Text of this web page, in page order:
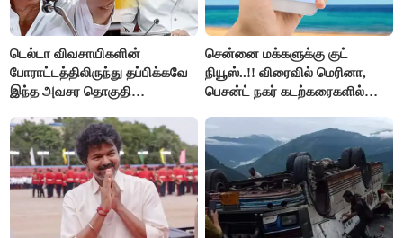
டெல்டா விவசாயிகளின்
போராட்டத்திலிருந்து தப்பிக்கவே
இந்த அவசர தொகுதி
அரங்கேற்றுகிறார் முதலமைச்சர் -
திமுக ஐடி விங்..!!
சென்னை மக்களுக்கு குட்
நியூஸ்..!! விரைவில் மெரினா,
பெசன்ட் நகர் கடற்கரைகளில்